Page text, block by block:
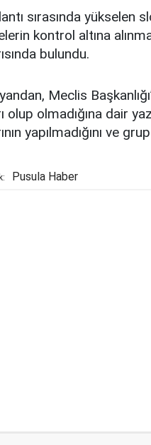
sırasında yükselen
kontrol altına
bulundu.
Meclis
olup olmadığına dair
yapılmadığını ve
Pusula Haber